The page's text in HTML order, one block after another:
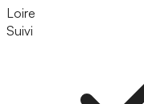
Loire
Suivi